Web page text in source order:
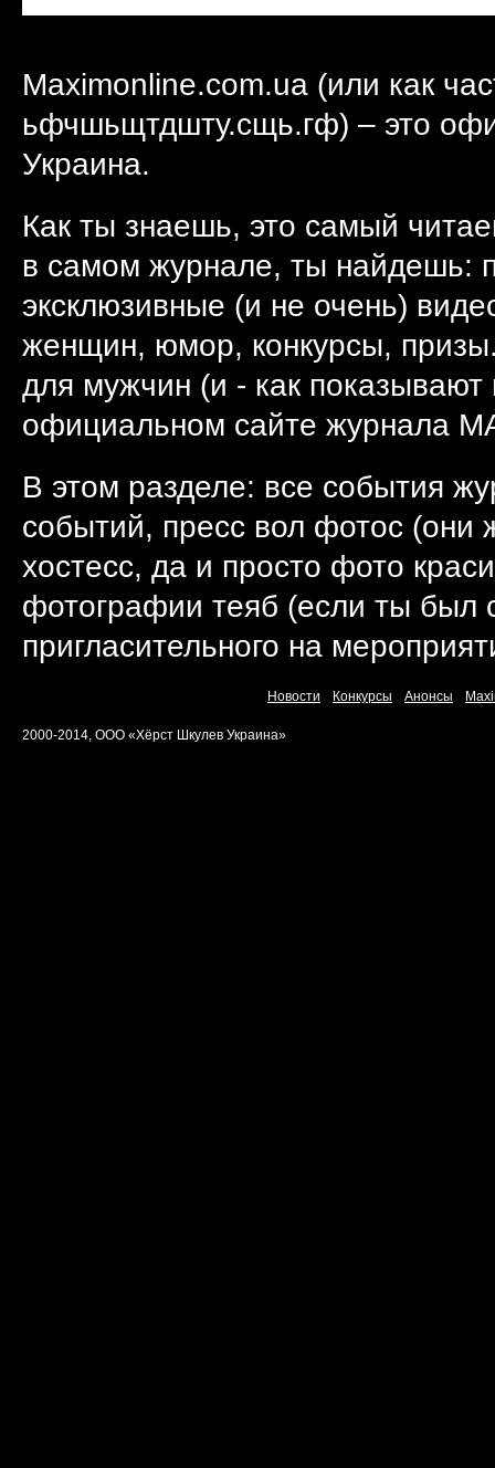
Maximonline.com.ua (или как
ьфчшьщтдшту.сщь.гф) – это
Украина.
Как ты знаешь, это самый
в самом журнале, ты найдешь:
эксклюзивные (и не очень)
женщин, юмор, конкурсы,
для мужчин (и - как
официальном сайте журнала
В этом разделе: все события
событий, пресс вол фотос
хостесс, да и просто фото
фотографии теяб (если ты был
пригласительного на
Новости Конкурсы Анонсы
2000-2014, ООО «Хёрст Шкулев Украина»